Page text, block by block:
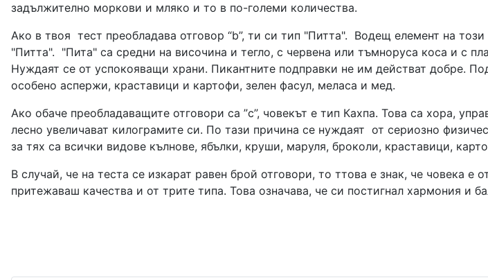
задължително моркови и мляко и то в по-големи
Ако в твоя тест преобладава отговор “b”, ти си тип "Питта". Водещ елемент на
"Питта". "Пита" са средни на височина и тегло, с червена или тъмноруса коса и с
Нуждаят се от успокояващи храни. Пикантните подправки не им действат добре.
особено аспержи, краставици и картофи, зелен фасул, меласа и мед.
Ако обаче преобладаващите отговори са ”c”, човекът е тип Кахпа. Това са хора,
лесно увеличават килограмите си. По тази причина се нуждаят от сериозно
за тях са всички видове кълнове, ябълки, круши, маруля, броколи, краставици,
В случай, че на теста се изкарат равен брой отговори, то ттова е знак, че човека
притежаваш качества и от трите типа. Това означава, че си постигнал хармония и